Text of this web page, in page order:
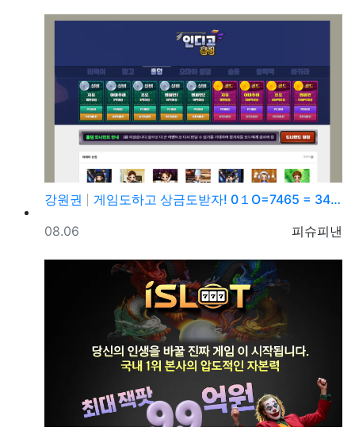
강원권
게임도하고 상금도받자! 0１O=7465 = 3464 …
등록자
피슈피낸
등록일
08.06